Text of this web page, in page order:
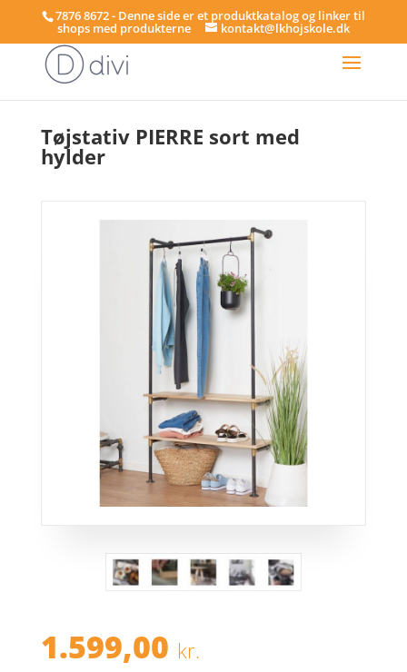
7876 8672 - Denne side er et produktkatalog og linker til
shops med produkterne kontakt@lkhojskole.dk
Tøjstativ PIERRE sort med
hylder
1.599,00 kr.